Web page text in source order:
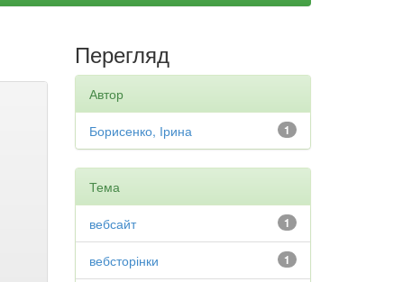
Перегляд
Автор
1
Борисенко, Ірина
Тема
1
вебсайт
1
вебсторінки